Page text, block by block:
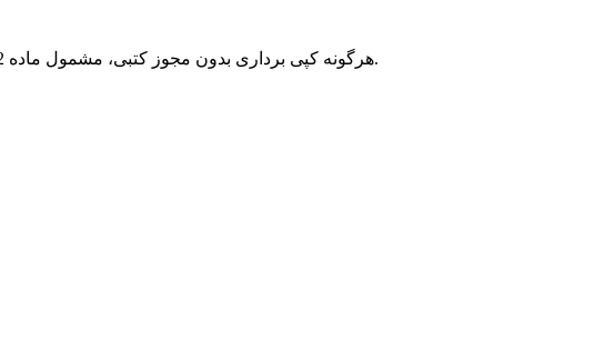
هرگونه کپی برداری بدون مجوز کتبی، مشمول ماده 12 فصل سوم قانون جرائم رایانه ای بوده و پیگرد قانونی خواهد داشت.